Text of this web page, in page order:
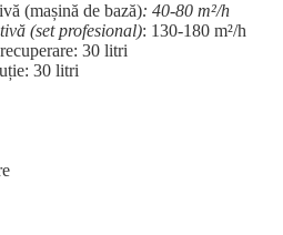
(mașină de bază): 40-80 m²/h
(set profesional): 130-180 m²/h
30 litri
30 litri